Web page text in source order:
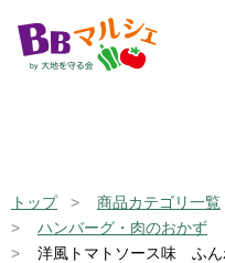
トップ 商品カテゴリ一覧
ハンバーグ・肉のおかず
洋風トマトソース味 ふん